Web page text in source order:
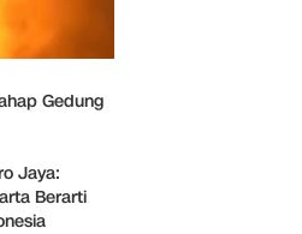
Gedung
Jaya:
Berarti